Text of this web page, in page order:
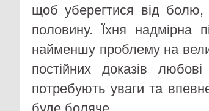
щоб уберегтися від
половину. Їхня надмірна
найменшу проблему на
постійних доказів
потребують уваги та